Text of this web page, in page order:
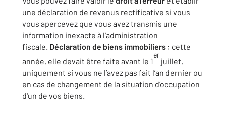
une déclaration de revenus rectificative si vous
vous apercevez que vous avez transmis une
information inexacte à l'administration
fiscale. Déclaration de biens immobiliers : cette
année, elle devait être faite avant le 1
er
juillet,
uniquement si vous ne l’avez pas fait l’an dernier ou
en cas de changement de la situation d’occupation
d'un de vos biens.